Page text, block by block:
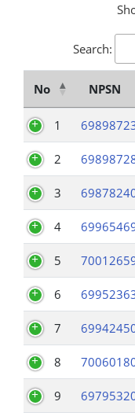
Search:
No NPSN
1
2
3
4
5
6
7
8
9